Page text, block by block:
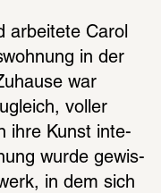
arbei­tete Carol
in der
war
voller
ihre Kunst inte­
wurde gewis­
in dem sich